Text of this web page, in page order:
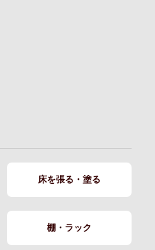
床を張る・塗る
棚・ラック